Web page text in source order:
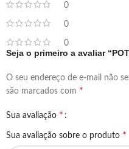
0
0
0
Seja o primeiro a avaliar
O seu endereço de e-mail não
são marcados com *
Sua avaliação *
Sua avaliação sobre o produto *